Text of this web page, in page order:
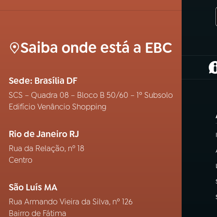
Saiba onde está a EBC
Sede: Brasília DF
SCS – Quadra 08 – Bloco B 50/60 – 1º Subsolo
Edifício Venâncio Shopping
Rio de Janeiro RJ
Rua da Relação, nº 18
Centro
São Luís MA
Rua Armando Vieira da Silva, nº 126
Bairro de Fátima